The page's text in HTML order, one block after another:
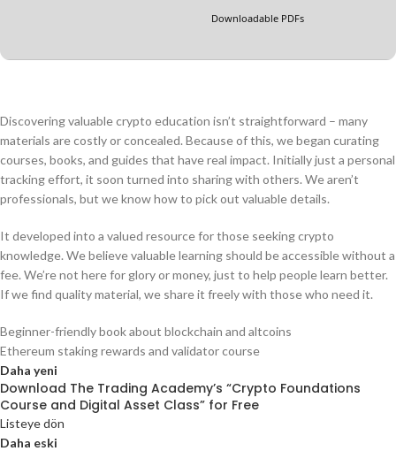
Downloadable PDFs
Discovering valuable crypto education isn’t straightforward – many
materials are costly or concealed. Because of this, we began curating
courses, books, and guides that have real impact. Initially just a personal
tracking effort, it soon turned into sharing with others. We aren’t
professionals, but we know how to pick out valuable details.
It developed into a valued resource for those seeking crypto
knowledge. We believe valuable learning should be accessible without a
fee. We’re not here for glory or money, just to help people learn better.
If we find quality material, we share it freely with those who need it.
Beginner-friendly book about blockchain and altcoins
Ethereum staking rewards and validator course
Daha yeni
Download The Trading Academy’s “Crypto Foundations
Course and Digital Asset Class” for Free
Listeye dön
Daha eski